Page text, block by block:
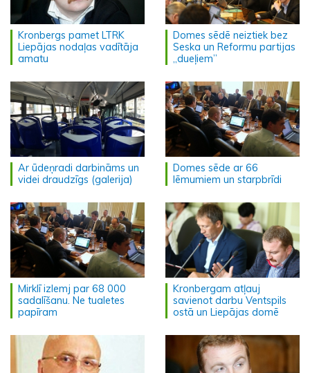
Kronbergs pamet LTRK
Liepājas nodaļas vadītāja
amatu
Domes sēdē neiztiek bez
Seska un Reformu partijas
„dueļiem”
Ar ūdeņradi darbināms un
videi draudzīgs (galerija)
Domes sēde ar 66
lēmumiem un starpbrīdi
Mirklī izlemj par 68 000
sadalīšanu. Ne tualetes
papīram
Kronbergam atļauj
savienot darbu Ventspils
ostā un Liepājas domē